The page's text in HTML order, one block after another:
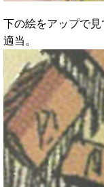
下の絵をアップで
適当。